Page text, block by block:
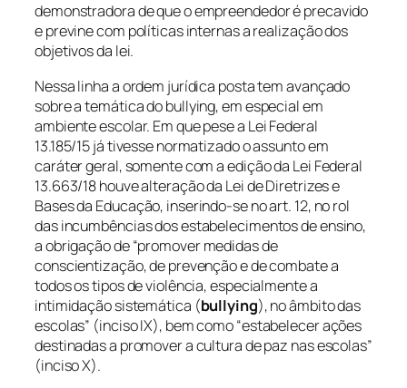
demonstradora de que o empreendedor é precavido
e previne com políticas internas a realização dos
objetivos da lei.
Nessa linha a ordem jurídica posta tem avançado
sobre a temática dobullying,em especial em
ambiente escolar. Em que pese a Lei Federal
13.185/15 já tivesse normatizado o assunto em
caráter geral, somente com a edição da Lei Federal
13.663/18 houve alteração da Lei de Diretrizes e
Bases da Educação, inserindo-se no art. 12, no rol
das incumbências dos estabelecimentos de ensino,
a obrigação de“promover medidas de
conscientização, de prevenção e de combate a
todos os tipos de violência, especialmente a
intimidação sistemática (bullying), no âmbito das
escolas” (inciso IX), bem como“estabelecer ações
destinadas a promover a cultura de paz nas escolas”
(inciso X).